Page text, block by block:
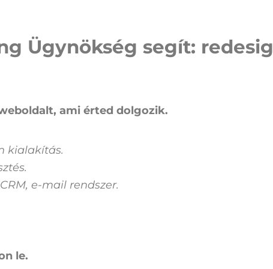
Ügynökség segít:
ami érted dolgozik.
kialakítás.
e-mail rendszer.
le.